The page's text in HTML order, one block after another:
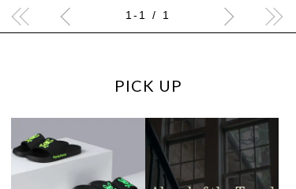
1-1 / 1
PICK UP